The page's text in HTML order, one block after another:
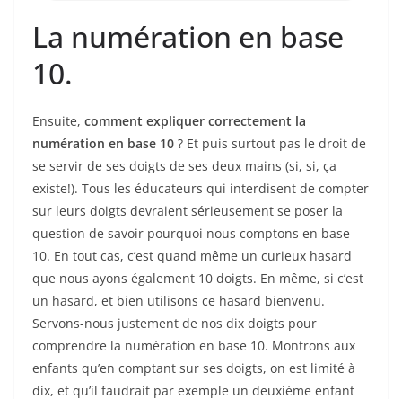
La numération en base
10.
Ensuite, comment expliquer correctement la
numération en base 10 ? Et puis surtout pas le droit de
se servir de ses doigts de ses deux mains (si, si, ça
existe!). Tous les éducateurs qui interdisent de compter
sur leurs doigts devraient sérieusement se poser la
question de savoir pourquoi nous comptons en base
10. En tout cas, c’est quand même un curieux hasard
que nous ayons également 10 doigts. En même, si c’est
un hasard, et bien utilisons ce hasard bienvenu.
Servons-nous justement de nos dix doigts pour
comprendre la numération en base 10. Montrons aux
enfants qu’en comptant sur ses doigts, on est limité à
dix, et qu’il faudrait par exemple un deuxième enfant